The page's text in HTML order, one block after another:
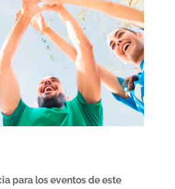
para los eventos de este